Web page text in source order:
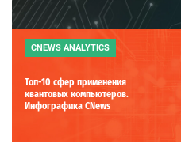
CNEWS ANALYTICS
Топ-10 сфер применения
квантовых компьютеров.
Инфографика CNews